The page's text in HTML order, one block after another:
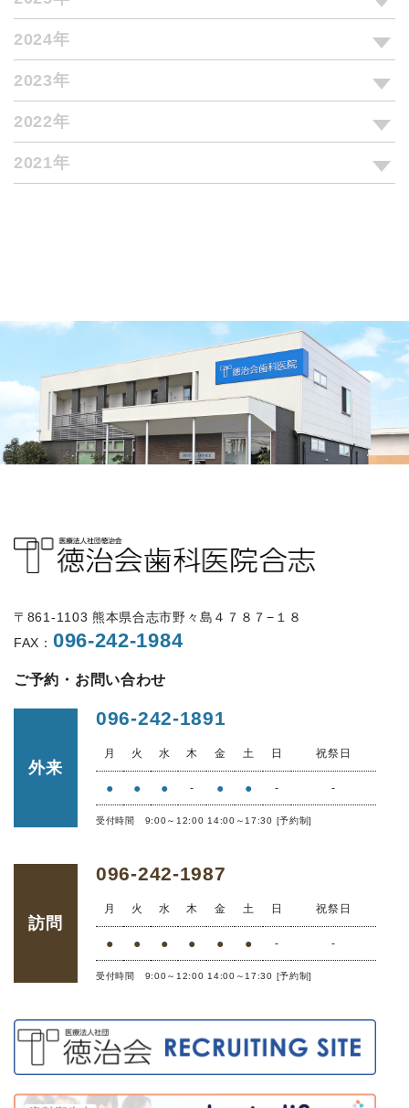
2024年
2023年
2022年
2021年
〒861-1103 熊本県合志市野々島４７８７−１８
FAX： 096-242-1984
ご予約・お問い合わせ
外来
096-242-1891
月 火 水 木 金 土 日 祝祭日
● ● ● - ● ● - -
受付時間 9:00～12:00 14:00～17:30 [予約制]
訪問
096-242-1987
月 火 水 木 金 土 日 祝祭日
● ● ● ● ● ● - -
受付時間 9:00～12:00 14:00～17:30 [予約制]